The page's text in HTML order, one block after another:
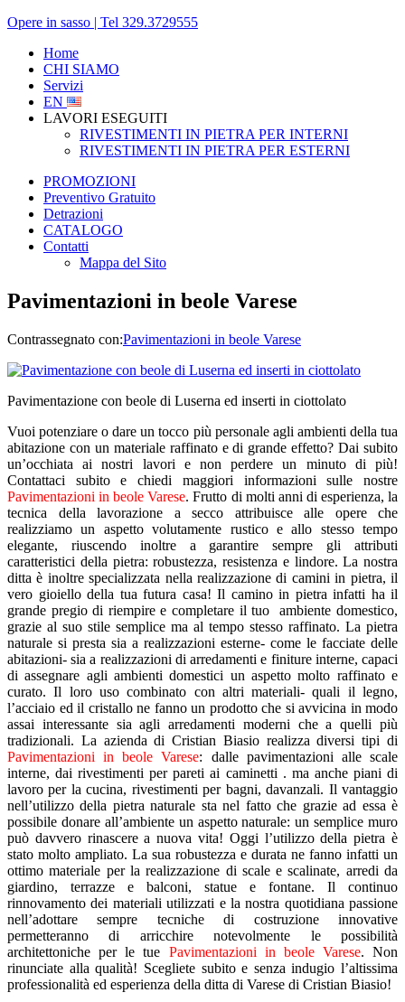
Opere in sasso | Tel 329.3729555
Home
CHI SIAMO
Servizi
EN
LAVORI ESEGUITI
RIVESTIMENTI IN PIETRA PER INTERNI
RIVESTIMENTI IN PIETRA PER ESTERNI
PROMOZIONI
Preventivo Gratuito
Detrazioni
CATALOGO
Contatti
Mappa del Sito
Pavimentazioni in beole Varese
Contrassegnato con:Pavimentazioni in beole Varese
Pavimentazione con beole di Luserna ed inserti in ciottolato
Vuoi potenziare o dare un tocco più personale agli ambienti della tua
abitazione con un materiale raffinato e di grande effetto? Dai subito
un’occhiata ai nostri lavori e non perdere un minuto di più!
Contattaci subito e chiedi maggiori informazioni sulle nostre
Pavimentazioni in beole Varese. Frutto di molti anni di esperienza, la
tecnica della lavorazione a secco attribuisce alle opere che
realizziamo un aspetto volutamente rustico e allo stesso tempo
elegante, riuscendo inoltre a garantire sempre gli attributi
caratteristici della pietra: robustezza, resistenza e lindore. La nostra
ditta è inoltre specializzata nella realizzazione di camini in pietra, il
vero gioiello della tua futura casa! Il camino in pietra infatti ha il
grande pregio di riempire e completare il tuo ambiente domestico,
grazie al suo stile semplice ma al tempo stesso raffinato. La pietra
naturale si presta sia a realizzazioni esterne- come le facciate delle
abitazioni- sia a realizzazioni di arredamenti e finiture interne, capaci
di assegnare agli ambienti domestici un aspetto molto raffinato e
curato. Il loro uso combinato con altri materiali- quali il legno,
l’acciaio ed il cristallo ne fanno un prodotto che si avvicina in modo
assai interessante sia agli arredamenti moderni che a quelli più
tradizionali. La azienda di Cristian Biasio realizza diversi tipi di
Pavimentazioni in beole Varese: dalle pavimentazioni alle scale
interne, dai rivestimenti per pareti ai caminetti . ma anche piani di
lavoro per la cucina, rivestimenti per bagni, davanzali. Il vantaggio
nell’utilizzo della pietra naturale sta nel fatto che grazie ad essa è
possibile donare all’ambiente un aspetto naturale: un semplice muro
può davvero rinascere a nuova vita! Oggi l’utilizzo della pietra è
stato molto ampliato. La sua robustezza e durata ne fanno infatti un
ottimo materiale per la realizzazione di scale e scalinate, arredi da
giardino, terrazze e balconi, statue e fontane. Il continuo
rinnovamento dei materiali utilizzati e la nostra quotidiana passione
nell’adottare sempre tecniche di costruzione innovative
permetteranno di arricchire notevolmente le possibilità
architettoniche per le tue Pavimentazioni in beole Varese. Non
rinunciate alla qualità! Scegliete subito e senza indugio l’altissima
professionalità ed esperienza della ditta di Varese di Cristian Biasio!